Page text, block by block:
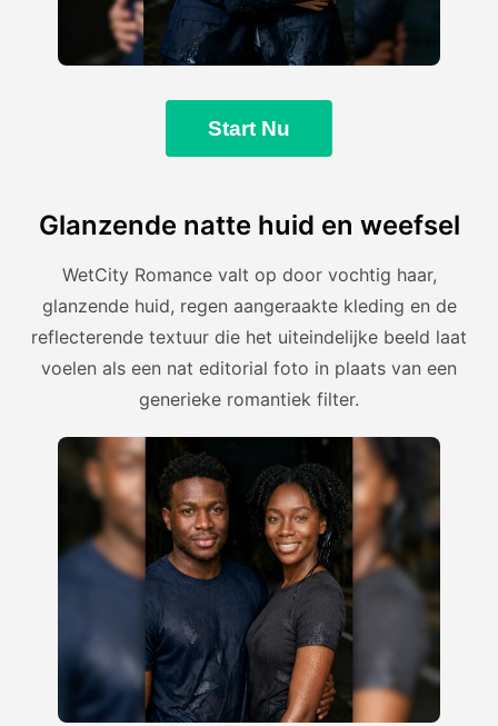
Start Nu
Glanzende natte huid en weefsel
WetCity Romance valt op door vochtig haar,
glanzende huid, regen aangeraakte kleding en de
reflecterende textuur die het uiteindelijke beeld laat
voelen als een nat editorial foto in plaats van een
generieke romantiek filter.